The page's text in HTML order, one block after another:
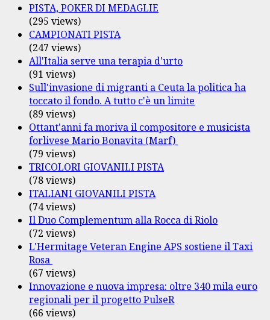
PISTA, POKER DI MEDAGLIE
(295 views)
CAMPIONATI PISTA
(247 views)
All'Italia serve una terapia d'urto
(91 views)
Sull'invasione di migranti a Ceuta la politica ha
toccato il fondo. A tutto c'è un limite
(89 views)
Ottant'anni fa moriva il compositore e musicista
forlivese Mario Bonavita (Marf)
(79 views)
TRICOLORI GIOVANILI PISTA
(78 views)
ITALIANI GIOVANILI PISTA
(74 views)
Il Duo Complementum alla Rocca di Riolo
(72 views)
L'Hermitage Veteran Engine APS sostiene il Taxi
Rosa
(67 views)
Innovazione e nuova impresa: oltre 340 mila euro
regionali per il progetto PulseR
(66 views)